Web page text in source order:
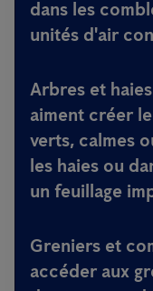
dans les
unités d'air
Arbres et
aiment créer
verts, calmes
les haies ou
un feuillage
Greniers et
accéder aux